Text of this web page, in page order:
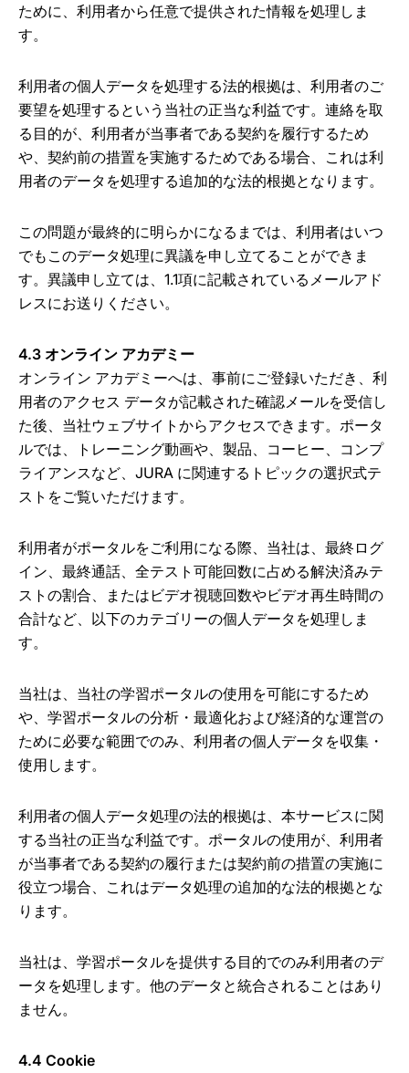
ために、利用者から任意で提供された情報を処理しま
す。
利用者の個人データを処理する法的根拠は、利用者のご
要望を処理するという当社の正当な利益です。連絡を取
る目的が、利用者が当事者である契約を履行するため
や、契約前の措置を実施するためである場合、これは利
用者のデータを処理する追加的な法的根拠となります。
この問題が最終的に明らかになるまでは、利用者はいつ
でもこのデータ処理に異議を申し立てることができま
す。異議申し立ては、1.1項に記載されているメールアド
レスにお送りください。
4.3 オンライン アカデミー
オンライン アカデミーへは、事前にご登録いただき、利
用者のアクセス データが記載された確認メールを受信し
た後、当社ウェブサイトからアクセスできます。ポータ
ルでは、トレーニング動画や、製品、コーヒー、コンプ
ライアンスなど、JURA に関連するトピックの選択式テ
ストをご覧いただけます。
利用者がポータルをご利用になる際、当社は、最終ログ
イン、最終通話、全テスト可能回数に占める解決済みテ
ストの割合、またはビデオ視聴回数やビデオ再生時間の
合計など、以下のカテゴリーの個人データを処理しま
す。
当社は、当社の学習ポータルの使用を可能にするため
や、学習ポータルの分析・最適化および経済的な運営の
ために必要な範囲でのみ、利用者の個人データを収集・
使用します。
利用者の個人データ処理の法的根拠は、本サービスに関
する当社の正当な利益です。ポータルの使用が、利用者
が当事者である契約の履行または契約前の措置の実施に
役立つ場合、これはデータ処理の追加的な法的根拠とな
ります。
当社は、学習ポータルを提供する目的でのみ利用者のデ
ータを処理します。他のデータと統合されることはあり
ません。
4.4 Cookie